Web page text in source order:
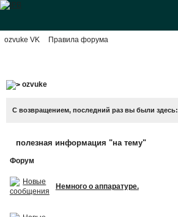
ozvuke VK Правила форума
ozvuke
С возвращением, последний раз вы были здесь:
полезная информация "на тему"
Форум
Немного о аппаратуре.